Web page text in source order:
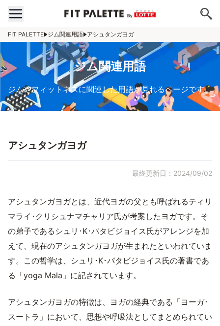
FIT PALETTE ジム関連用語 アシュタンガヨガ
ジム関連用語
ジムやフィットネスに関連した用語が見れるページです。
アシュタンガヨガ
最終更新日：2024/09/02
アシュタンガヨガとは、近代ヨガの父とも呼ばれるティリ
マライ･クリシュナマチャリア氏が考案したヨガです。そ
の弟子であるシュリ･K･パタビジョイス氏がアレンジを加
えて、現在のアシュタンガヨガが生まれたといわれていま
す。この哲学は、シュリ･K･パタビジョイス氏の著書であ
る「yoga Mala」に記されています。
アシュタンガヨガの特徴は、ヨガの経典である「ヨーガ･
スートラ」において、思想や呼吸法としてまとめられてい